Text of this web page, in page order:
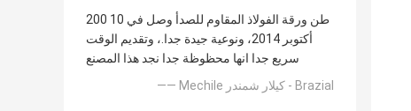
200 طن ورقة الفولاذ المقاوم للصدأ وصل في 10
أكتوبر 2014، ونوعية جيدة جدا.، وتقديم الوقت
سريع جدا انها محظوظة جدا نجد هذا المصنع
—— Mechile كيلار شمندر - Brazial